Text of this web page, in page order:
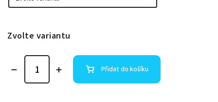
Zvolte variantu
Přidat do košíku